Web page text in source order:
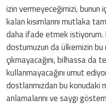
izin vermeyeceğimizi, bunun
kalan kısımlarını mutlaka
daha ifade etmek
dostumuzun da ülkemizin bu
çıkmayacağını, bilhassa
kullanmayacağını umut
dostlarımızdan bu konudaki
anlamalarını ve saygı